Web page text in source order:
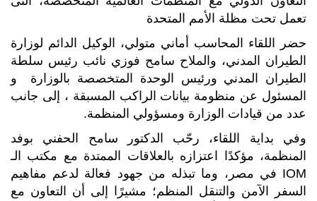
تعمل تحت مظلة الأمم المتحدة
حضر اللقاء المحاسب أماني متولي، الوكيل الدائم لوزارة
الطيران المدني، والملاح سامح فوزي نائب رئيس سلطة
الطيران المدني ورئيس الوحدة المتخصصة بالوزارة و
المسئول عن منظومة بيانات الراكب المسبقة ، إلى جانب
عدد من قيادات الوزارة ومسؤولي المنظمة.
وفي بداية اللقاء، رحّب الدكتور سامح الحفني بوفد
المنظمة، مؤكدًا اعتزازه بالعلاقات الممتدة مع مكتب الـ
IOM في مصر، وما تبذله من جهود فعالة لدعم مفاهيم
السفر الآمن والتنقل المنظم؛ مشيرًا إلى أن التعاون مع